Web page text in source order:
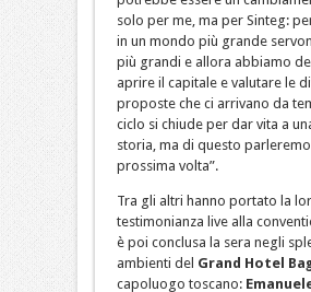
solo per me, ma per Sinteg:
in un mondo più grande
più grandi e allora abbiamo
aprire il capitale e valutare le
proposte che ci arrivano da
ciclo si chiude per dar vita a
storia, ma di questo
prossima volta”.
Tra gli altri hanno portato la
testimonianza live alla
è poi conclusa la sera negli
ambienti del Grand Hotel
capoluogo toscano: